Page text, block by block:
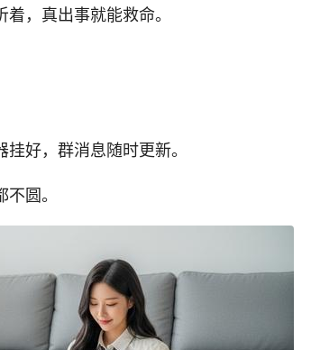
，真出事就能救命。
好，群消息随时更新。
圆。